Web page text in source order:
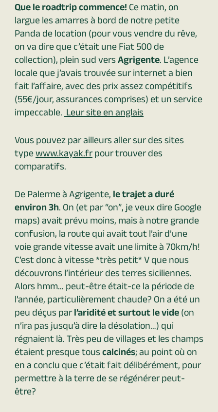
Que le roadtrip commence!Ce matin, on
largue les amarres à bord de notre petite
Panda de location (pour vous vendre du rêve,
on va dire que c’était une Fiat 500 de
collection), plein sud versAgrigente. L’agence
locale que j’avais trouvée sur internet a bien
fait l’affaire, avec des prix assez compétitifs
(55€/jour, assurances comprises) et un service
impeccable. Leur site en anglais
Vous pouvez par ailleurs aller sur des sites
typewww.kayak.frpour trouver des
comparatifs.
De Palerme à Agrigente,le trajet a duré
environ 3h. On (et par “on”, je veux dire Google
maps) avait prévu moins, mais à notre grande
confusion, la route qui avait tout l’air d’une
voie grande vitesse avait une limite à 70km/h!
C’est donc à vitesse *très petit* V que nous
découvrons l’intérieur des terres siciliennes.
Alors hmm… peut-être était-ce la période de
l’année, particulièrement chaude? On a été un
peu déçus parl’aridité et surtout le vide(on
n’ira pas jusqu’à dire la désolation…) qui
régnaient là. Très peu de villages et les champs
étaient presque touscalcinés; au point où on
en a conclu que c’était fait délibérément, pour
permettre à la terre de se régénérer peut-
être?